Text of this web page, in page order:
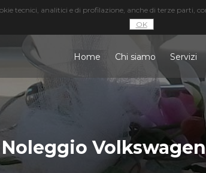
tecnici, analitici e di profilazione, anche di terze
OK
Home Chi siamo Servizi
Noleggio